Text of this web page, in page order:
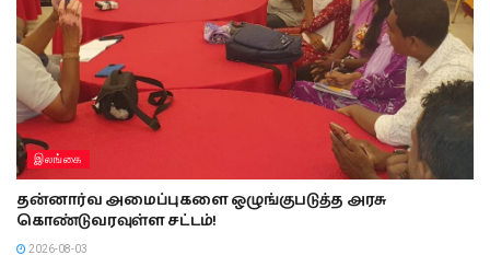
இலங்கை
தன்னார்வ அமைப்புகளை ஒழுங்குபடுத்த அரசு
கொண்டுவரவுள்ள சட்டம்!
2026-08-03